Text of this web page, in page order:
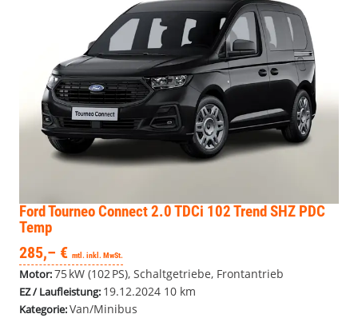
Ford Tourneo Connect2.0 TDCi 102 Trend SHZ PDC
Temp
285,– € mtl. inkl. MwSt.
Motor:75 kW (102 PS), Schaltgetriebe, Frontantrieb
EZ / Laufleistung: 19.12.2024 10 km
Kategorie:Van/Minibus